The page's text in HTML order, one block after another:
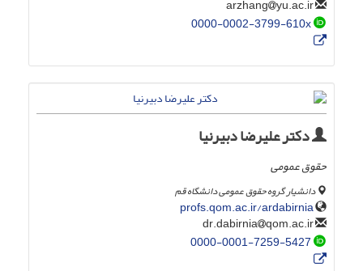
yu.ac.ir
0000-0002-3799-610x
دکتر علیرضا دبیرنیا
حقوق عمومی
دانشیار گروه حقوق عمومی دانشگاه قم
profs.qom.ac.ir/ardabirnia
qom.ac.ir
0000-0001-7259-5427